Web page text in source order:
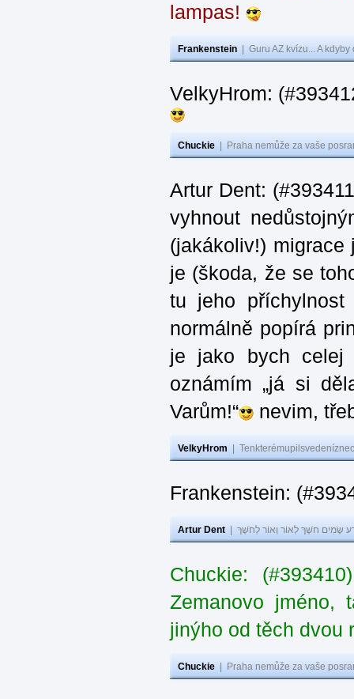
lampas!
Frankenstein Guru AZ kvízu... A
VelkyHrom:
Chuckie Praha nemůže za vaše
Artur Dent:
vyhnout
(jakákoliv!)
je (škoda, že se
tu jeho
normálně popírá
je jako bych celej
oznámím „já si
Varům!“
nevim,
VelkyHrom
Frankenstein:
Artur Dent שָׂמִים חֹשֶׁךְ לְאוֹר וְאוֹר לְחֹשֶׁךְ
Chuckie:
Zemanovo jméno,
jinýho od těch dvou
Chuckie Praha nemůže za vaše